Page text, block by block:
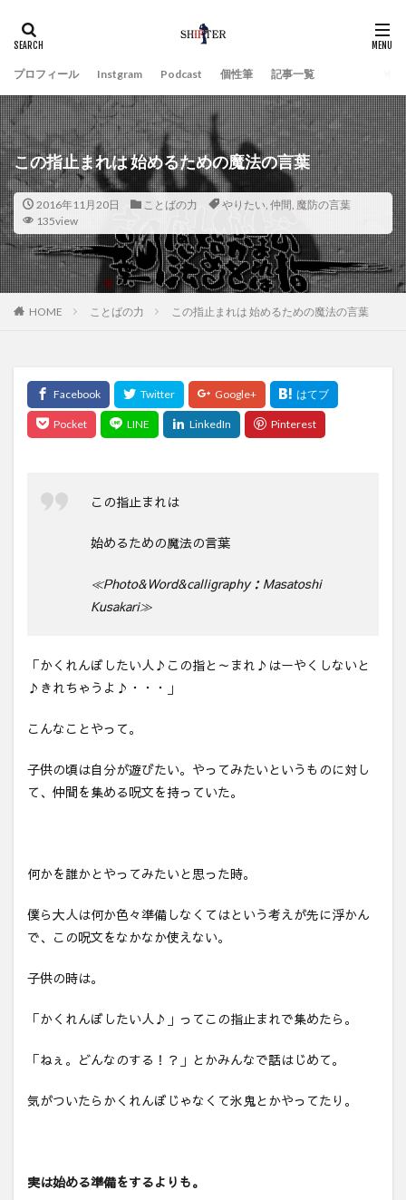
プロフィール Instgram Podcast 個性筆 記事一覧
この指止まれは 始めるための魔法の言葉
2016年11月20日 ことばの力 やりたい, 仲間, 魔防の言葉
135view
HOME ことばの力 この指止まれは 始めるための魔法の言葉
この指止まれは
始めるための魔法の言葉
≪Photo&Word&calligraphy：Masatoshi
Kusakari≫
「かくれんぼしたい人♪この指と～まれ♪はーやくしないと
♪きれちゃうよ♪・・・」
こんなことやって。
子供の頃は自分が遊びたい。やってみたいというものに対し
て、仲間を集める呪文を持っていた。
何かを誰かとやってみたいと思った時。
僕ら大人は何か色々準備しなくてはという考えが先に浮かん
で、この呪文をなかなか使えない。
子供の時は。
「かくれんぼしたい人♪」ってこの指止まれで集めたら。
「ねぇ。どんなのする！？」とかみんなで話はじめて。
気がついたらかくれんぼじゃなくて氷鬼とかやってたり。
実は始める準備をするよりも。